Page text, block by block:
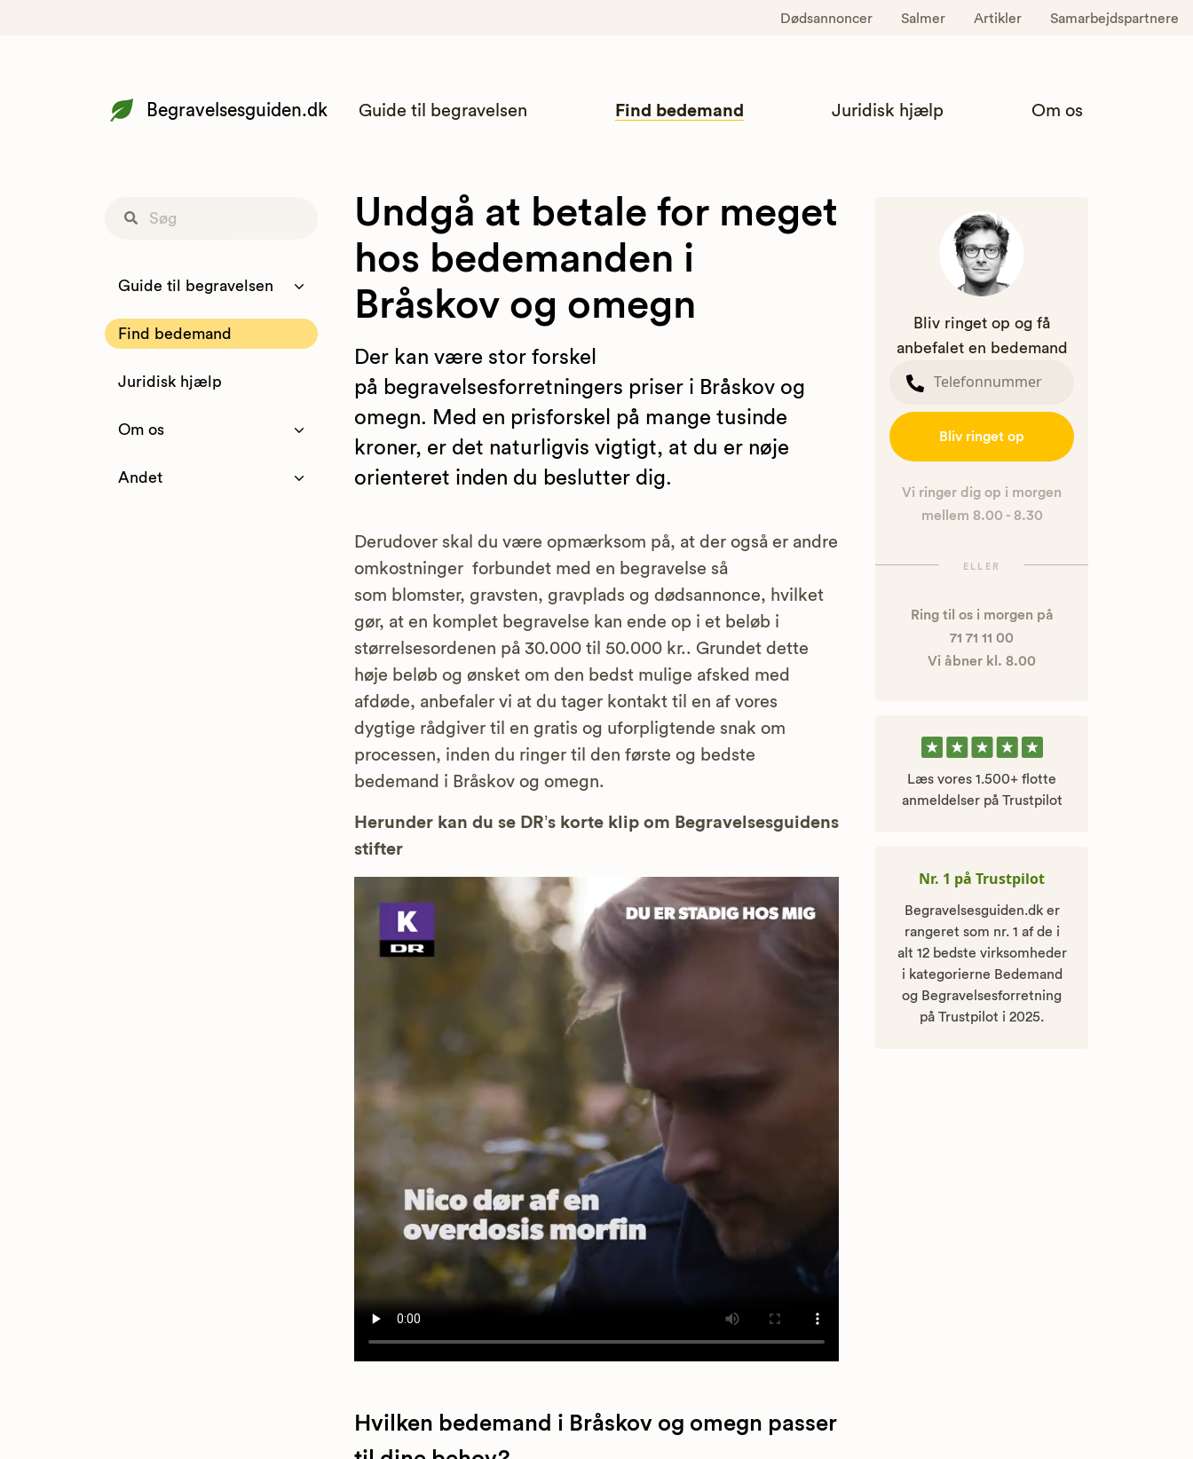
Dødsannoncer Salmer Artikler Samarbejdspartnere
Begravelsesguiden.dk Guide til begravelsen Find bedemand Juridisk hjælp Om os
Guide til begravelsen
Find bedemand
Juridisk hjælp
Om os
Andet
Undgå at betale for meget
hos bedemanden i
Bråskov og omegn
Der kan være stor forskel
på begravelsesforretningers priser i Bråskov og
omegn. Med en prisforskel på mange tusinde
kroner, er det naturligvis vigtigt, at du er nøje
orienteret inden du beslutter dig.
Derudover skal du være opmærksom på, at der også er andre
omkostninger forbundet med en begravelse så
som blomster, gravsten, gravplads og dødsannonce, hvilket
gør, at en komplet begravelse kan ende op i et beløb i
størrelsesordenen på 30.000 til 50.000 kr.. Grundet dette
høje beløb og ønsket om den bedst mulige afsked med
afdøde, anbefaler vi at du tager kontakt til en af vores
dygtige rådgiver til en gratis og uforpligtende snak om
processen, inden du ringer til den første og bedste
bedemand i Bråskov og omegn.
Herunder kan du se DR’s korte klip om Begravelsesguidens
stifter
Hvilken bedemand i Bråskov og omegn passer
Bliv ringet op og få
anbefalet en bedemand
Bliv ringet op
Vi ringer dig op i morgen
mellem 8.00 - 8.30
ELLER
Ring til os i morgen på
71 71 11 00
Vi åbner kl. 8.00
Læs vores 1.500+ flotte
anmeldelser på Trustpilot
Nr. 1 på Trustpilot
Begravelsesguiden.dk er
rangeret som nr. 1 af de i
alt 12 bedste virksomheder
i kategorierne Bedemand
og Begravelsesforretning
på Trustpilot i 2025.